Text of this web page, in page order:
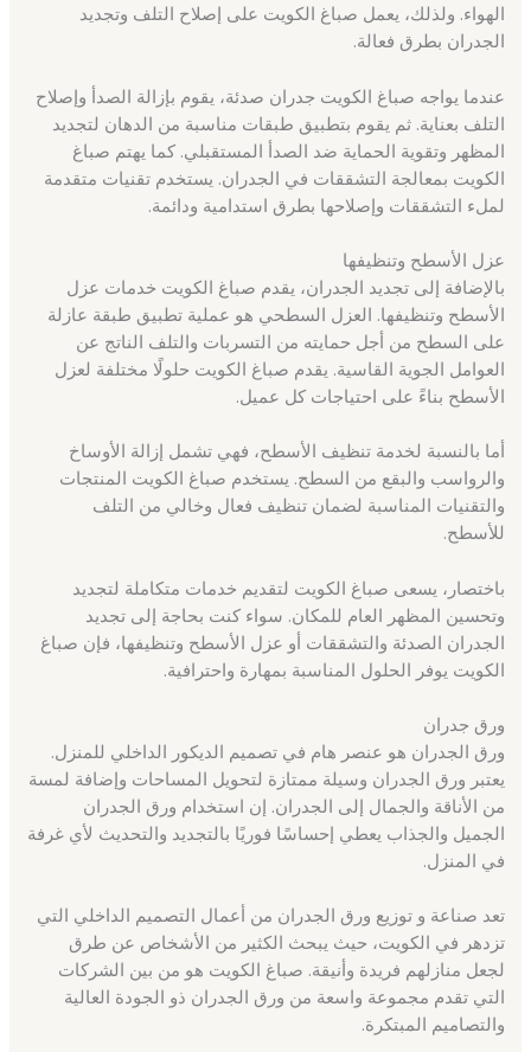
الهواء. ولذلك، يعمل صباغ الكويت على إصلاح التلف وتجديد
الجدران بطرق فعالة.
عندما يواجه صباغ الكويت جدران صدئة، يقوم بإزالة الصدأ وإصلاح
التلف بعناية. ثم يقوم بتطبيق طبقات مناسبة من الدهان لتجديد
المظهر وتقوية الحماية ضد الصدأ المستقبلي. كما يهتم صباغ
الكويت بمعالجة التشققات في الجدران. يستخدم تقنيات متقدمة
لملء التشققات وإصلاحها بطرق استدامية ودائمة.
عزل الأسطح وتنظيفها
بالإضافة إلى تجديد الجدران، يقدم صباغ الكويت خدمات عزل
الأسطح وتنظيفها. العزل السطحي هو عملية تطبيق طبقة عازلة
على السطح من أجل حمايته من التسربات والتلف الناتج عن
العوامل الجوية القاسية. يقدم صباغ الكويت حلولًا مختلفة لعزل
الأسطح بناءً على احتياجات كل عميل.
أما بالنسبة لخدمة تنظيف الأسطح، فهي تشمل إزالة الأوساخ
والرواسب والبقع من السطح. يستخدم صباغ الكويت المنتجات
والتقنيات المناسبة لضمان تنظيف فعال وخالي من التلف
للأسطح.
باختصار، يسعى صباغ الكويت لتقديم خدمات متكاملة لتجديد
وتحسين المظهر العام للمكان. سواء كنت بحاجة إلى تجديد
الجدران الصدئة والتشققات أو عزل الأسطح وتنظيفها، فإن صباغ
الكويت يوفر الحلول المناسبة بمهارة واحترافية.
ورق جدران
ورق الجدران هو عنصر هام في تصميم الديكور الداخلي للمنزل.
يعتبر ورق الجدران وسيلة ممتازة لتحويل المساحات وإضافة لمسة
من الأناقة والجمال إلى الجدران. إن استخدام ورق الجدران
الجميل والجذاب يعطي إحساسًا فوريًا بالتجديد والتحديث لأي غرفة
في المنزل.
تعد صناعة و توزيع ورق الجدران من أعمال التصميم الداخلي التي
تزدهر في الكويت، حيث يبحث الكثير من الأشخاص عن طرق
لجعل منازلهم فريدة وأنيقة. صباغ الكويت هو من بين الشركات
التي تقدم مجموعة واسعة من ورق الجدران ذو الجودة العالية
والتصاميم المبتكرة.